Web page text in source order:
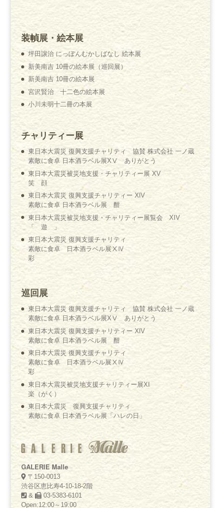
装幀展・絵本展
坪田譲治 にっぽんむかしばなし 絵本展
新美南吉 10冊の絵本展（巡回展）
新美南吉 10冊の絵本展
宮沢賢治 十二色の絵本展
小川未明十二冊の本展
チャリティー展
東日本大震災 復興支援チャリティ 協賛 株式会社 一ノ蔵
素敵に食卓 日本酒ラベル展XⅤ ありがとう
東日本大震災被災地支援・チャリティー展 XV
笑 顔
東日本大震災 復興支援チャリティー XlV
素敵に食卓 日本酒ラベル展 酣
東日本大震災被災地支援・チャリティー展覧会 XIV
「 遊 」
東日本大震災 復興支援チャリティ
素敵に食卓 日本酒ラベル展ⅩⅣ
彩
巡回展
東日本大震災 復興支援チャリティ 協賛 株式会社 一ノ蔵
素敵に食卓 日本酒ラベル展XⅤ ありがとう
東日本大震災 復興支援チャリティー XlV
素敵に食卓 日本酒ラベル展 酣
東日本大震災 復興支援チャリティ
素敵に食卓 日本酒ラベル展ⅩⅣ
彩
東日本大震災被災地支援チャリティー展XI
楽（がく）
東日本大震災 復興支援チャリティ
素敵に食卓 日本酒ラベル展「ハレの日」
GALERIE Malle
〒150-0013
渋谷区恵比寿4-10-18-2階
&
03-5383-6101
Open:12:00～19:00